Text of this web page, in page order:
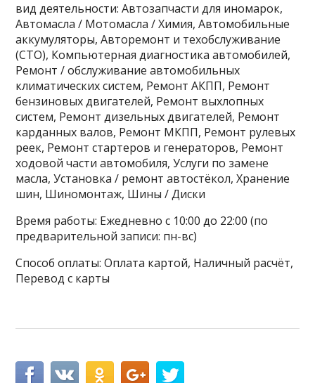
вид деятельности: Автозапчасти для иномарок,
Автомасла / Мотомасла / Химия, Автомобильные
аккумуляторы, Авторемонт и техобслуживание
(СТО), Компьютерная диагностика автомобилей,
Ремонт / обслуживание автомобильных
климатических систем, Ремонт АКПП, Ремонт
бензиновых двигателей, Ремонт выхлопных
систем, Ремонт дизельных двигателей, Ремонт
карданных валов, Ремонт МКПП, Ремонт рулевых
реек, Ремонт стартеров и генераторов, Ремонт
ходовой части автомобиля, Услуги по замене
масла, Установка / ремонт автостёкол, Хранение
шин, Шиномонтаж, Шины / Диски
Время работы: Ежедневно с 10:00 до 22:00 (по
предварительной записи: пн-вс)
Способ оплаты: Оплата картой, Наличный расчёт,
Перевод с карты